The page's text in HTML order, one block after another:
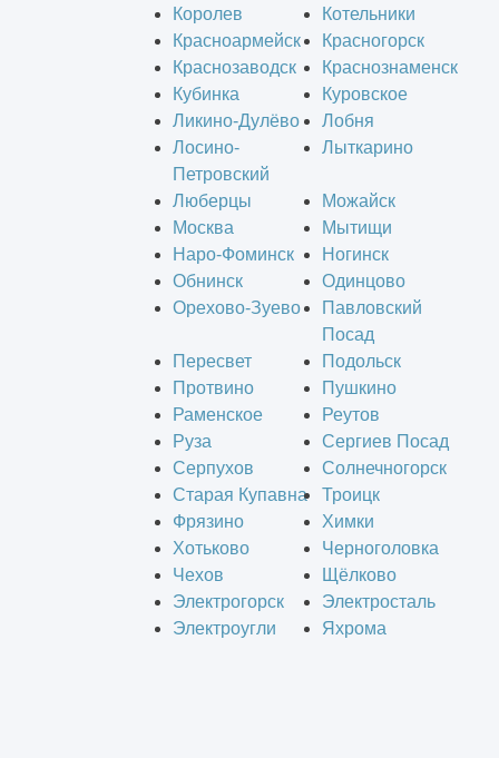
Королев
Котельники
Красноармейск
Красногорск
Краснозаводск
Краснознаменск
Кубинка
Куровское
Ликино-Дулёво
Лобня
Лосино-
Петровский
Лыткарино
Люберцы
Можайск
Москва
Мытищи
Наро-Фоминск
Ногинск
Обнинск
Одинцово
Орехово-Зуево
Павловский
Посад
Пересвет
Подольск
Протвино
Пушкино
Раменское
Реутов
Руза
Сергиев Посад
Серпухов
Солнечногорск
Старая Купавна
Троицк
Фрязино
Химки
Хотьково
Черноголовка
Чехов
Щёлково
Электрогорск
Электросталь
Электроугли
Яхрома